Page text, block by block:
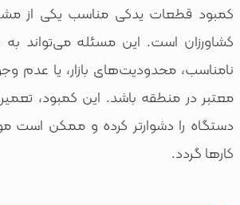
یدکی مناسب یکی از مشکلات جدی
این مسئله می‌تواند به دلیل توزیع
بازار، یا عدم وجود برندهای
باشد. این کمبود، تعمیر و نگهداری
دشوارتر کرده و ممکن است موجب توقف